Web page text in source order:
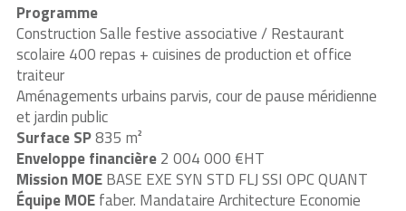
Programme
Construction Salle festive associative / Restaurant
scolaire 400 repas + cuisines de production et office
traiteur
Aménagements urbains parvis, cour de pause méridienne
et jardin public
SurfaceSP835 m²
Enveloppe financière2 004 000 €HT
Mission MOEBASE EXE SYN STD FLJ SSI OPC QUANT
Équipe MOEfaber. Mandataire Architecture Economie